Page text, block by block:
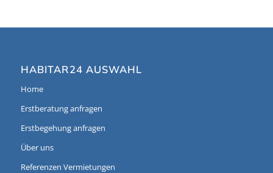
HABITAR24 AUSWAHL
Home
Erstberatung anfragen
Erstbegehung anfragen
Über uns
Referenzen Vermietungen